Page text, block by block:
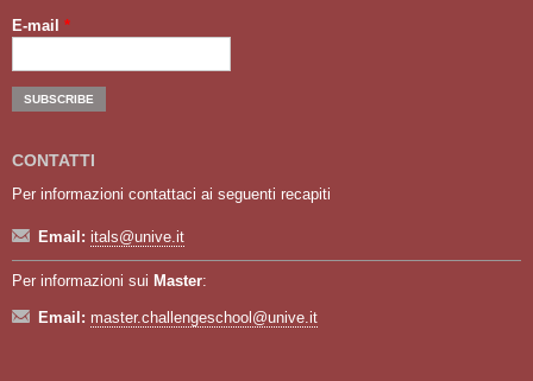
E-mail *
CONTATTI
Per informazioni contattaci ai seguenti recapiti
Email: itals@unive.it
Per informazioni sui Master:
Email: master.challengeschool@unive.it